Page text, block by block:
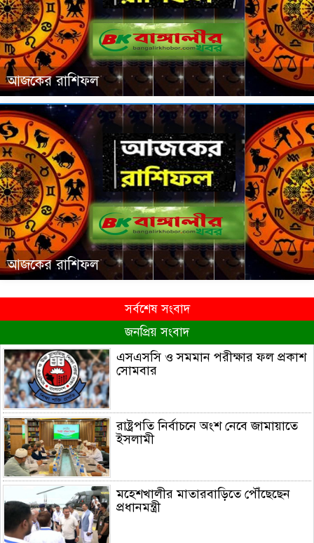
আজকের রাশিফল
আজকের রাশিফল
সর্বশেষ সংবাদ
জনপ্রিয় সংবাদ
এসএসসি ও সমমান পরীক্ষার ফল প্রকাশ
সোমবার
রাষ্ট্রপতি নির্বাচনে অংশ নেবে জামায়াতে
ইসলামী
মহেশখালীর মাতারবাড়িতে পৌঁছেছেন
প্রধানমন্ত্রী